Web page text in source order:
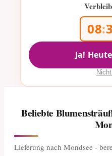
08:
Ja!
Beliebte
Lieferung nach Mondsee -